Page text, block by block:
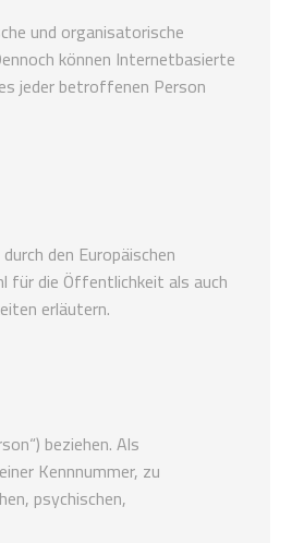
und organisatorische
können Internetbasierte
jeder betroffenen Person
den Europäischen
für die Öffentlichkeit als auch
erläutern.
beziehen. Als
Kennnummer, zu
psychischen,